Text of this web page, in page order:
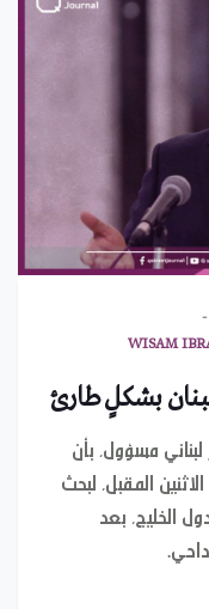
WISAM
بشكلٍ طارئ
مسؤول، بأن
المقبل، لبحث
الخليج، بعد